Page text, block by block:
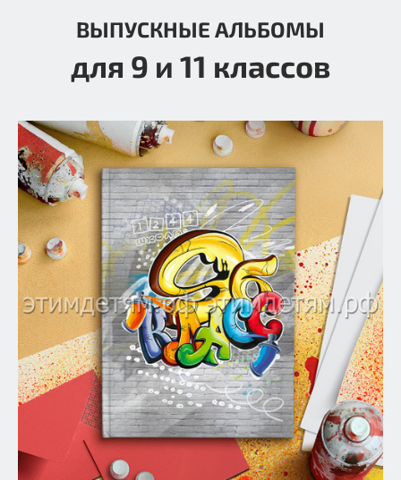
ВЫПУСКНЫЕ АЛЬБОМЫ
для 9 и 11 классов